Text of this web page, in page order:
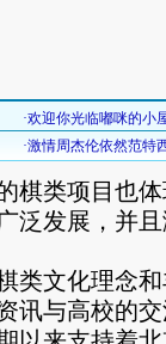
棋类项目也
泛发展，并
文化理念和
讯与高校的